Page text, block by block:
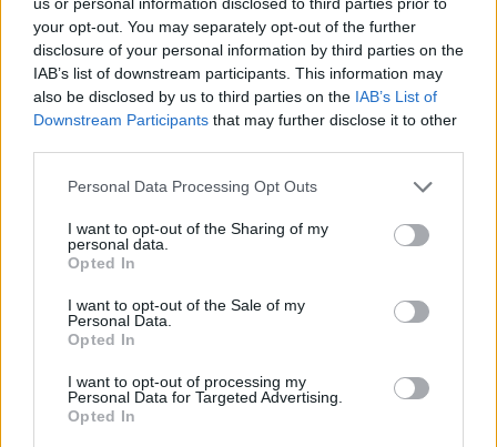
your opt-out. You may separately opt-out of the further
disclosure of your personal information by third parties on the
IAB’s list of downstream participants. This information may
also be disclosed by us to third parties on the IAB’s List of
Downstream Participants that may further disclose it to other
Personal Data Processing Opt Outs
I want to opt-out of the Sharing of my
personal data.
Opted In
I want to opt-out of the Sale of my
Personal Data.
Opted In
I want to opt-out of processing my
Personal Data for Targeted Advertising.
Opted In
gość
27-11-2020, 11:13:34
Witam, u mnie podobny problem. Synek 4 miesiące
skończone i jadł 4x na dobę po 180 ml, ostatnio je 4 razy na
dobę ale od 90-150 ml , odstępy te same 6-7 godzin. Płaczę
gdy podaje mu butelkę a on ją odrzuca. Nie wiem co robić,
bo dziecko waży w normie i jest wesołe,dobrze się
wypróżnia. Jestem załamana .
0